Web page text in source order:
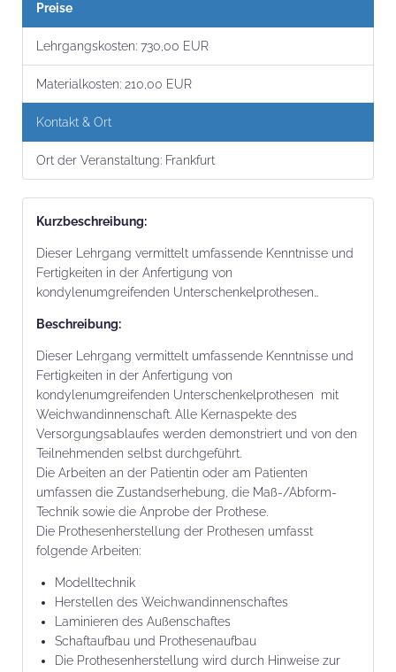
Preise
Lehrgangs­kosten: 730,00 EUR
Material­kosten: 210,00 EUR
Kontakt & Ort
Ort der Veranstaltung: Frankfurt
Kurz­beschrei­bung:
Dieser Lehrgang vermittelt umfassende Kenntnisse und
Fertigkeiten in der Anfertigung von
kondylenumgreifenden Unterschenkelprothesen…
Beschrei­bung:
Dieser Lehrgang vermittelt umfassende Kenntnisse und
Fertigkeiten in der Anfertigung von
kondylenumgreifenden Unterschenkelprothesen mit
Weichwandinnenschaft. Alle Kernaspekte des
Versorgungsablaufes werden demonstriert und von den
Teilnehmenden selbst durchgeführt.
Die Arbeiten an der Patientin oder am Patienten
umfassen die Zustandserhebung, die Maß-/Abform-
Technik sowie die Anprobe der Prothese.
Die Prothesenherstellung der Prothesen umfasst
folgende Arbeiten:
Modelltechnik
Herstellen des Weichwandinnenschaftes
Laminieren des Außenschaftes
Schaftaufbau und Prothesenaufbau
Die Prothesenherstellung wird durch Hinweise zur